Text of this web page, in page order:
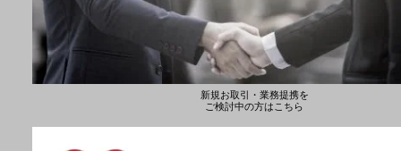
新規お取引・業務提携を
ご検討中の方はこちら